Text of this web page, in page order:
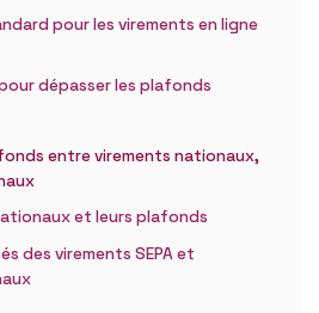
pour les virements en ligne
dépasser les plafonds
entre virements nationaux,
et leurs plafonds
des virements SEPA et